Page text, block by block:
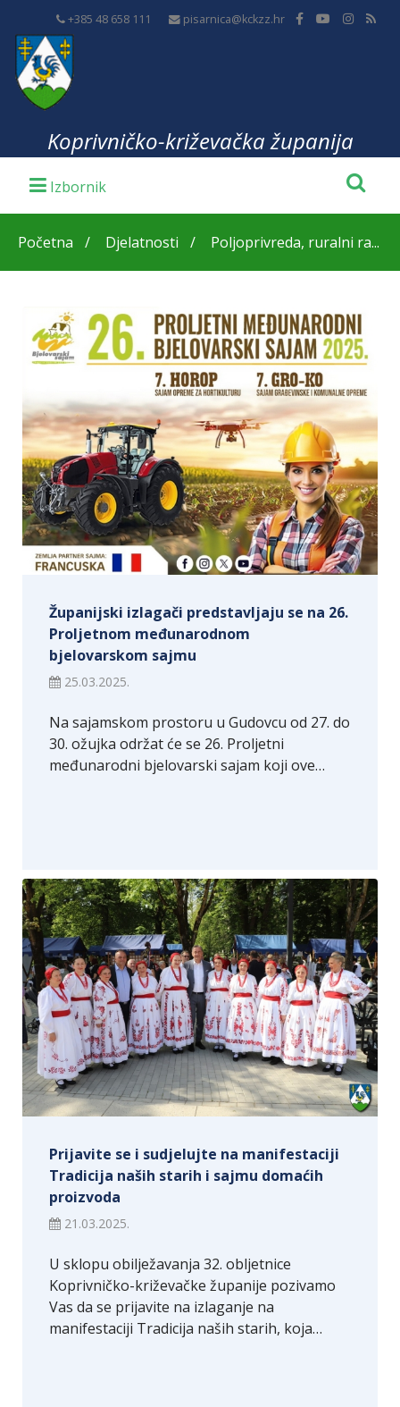
+385 48 658 111 pisarnica@kckzz.hr
Koprivničko-križevačka županija
Početna Djelatnosti Poljoprivreda, ruralni ra...
Županijski izlagači predstavljaju se na 26.
Proljetnom međunarodnom
bjelovarskom sajmu
25.03.2025.
Na sajamskom prostoru u Gudovcu od 27. do
30. ožujka održat će se 26. Proljetni
međunarodni bjelovarski sajam koji ove…
Prijavite se i sudjelujte na manifestaciji
Tradicija naših starih i sajmu domaćih
proizvoda
21.03.2025.
U sklopu obilježavanja 32. obljetnice
Koprivničko-križevačke županije pozivamo
Vas da se prijavite na izlaganje na
manifestaciji Tradicija naših starih, koja…